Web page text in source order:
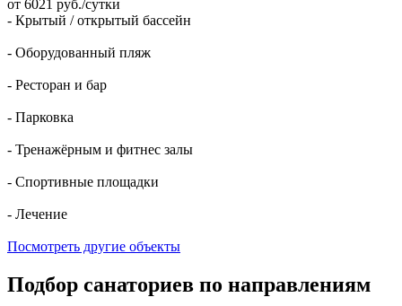
от 6021 руб./сутки
- Крытый / открытый бассейн
- Оборудованный пляж
- Ресторан и бар
- Парковка
- Тренажёрным и фитнес залы
- Спортивные площадки
- Лечение
Посмотреть другие объекты
Подбор санаториев по направлениям